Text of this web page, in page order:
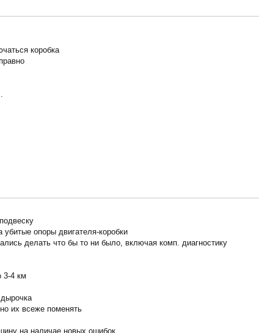
коробка
убитые опоры двигателя-коробки
делать что бы то ни было, включая комп. диагностику
3-4 км
их всеже поменять
на наличае новых ошибок